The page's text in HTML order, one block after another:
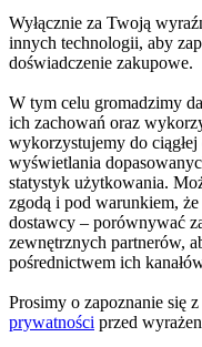
Wyłącznie za Twoją
innych technologii, aby
doświadczenie zakupowe.
W tym celu gromadzimy
ich zachowań oraz
wykorzystujemy do
wyświetlania
statystyk użytkowania.
zgodą i pod warunkiem, że
dostawcy – porównywać
zewnętrznych partnerów,
pośrednictwem ich
Prosimy o zapoznanie się
prywatności przed